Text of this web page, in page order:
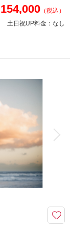
撮影日の空き
を確認する
154,000 （税込）
土日祝UP料金： なし
台紙付写真
挙式
ペットと撮影
源提供・ヘアメイ
ブートニアレンタ
でドローン撮影◎ 衣
ック